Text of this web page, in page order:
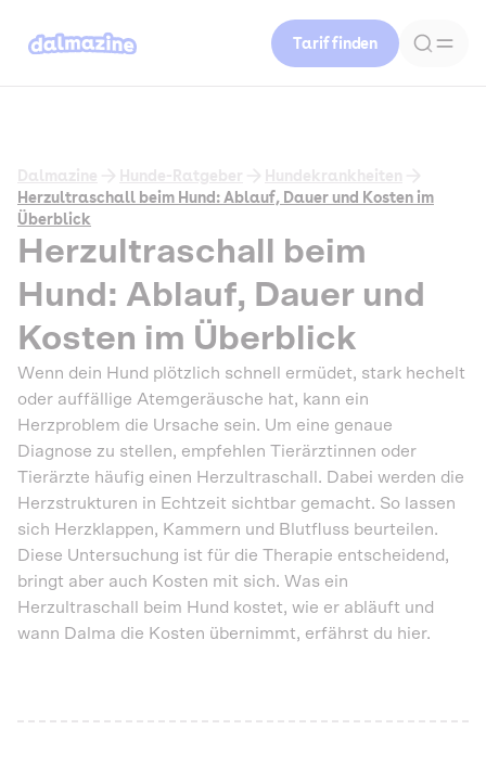
Tarif finden
Dalmazine Hunde-Ratgeber
Hundekrankheiten
Herzultraschall beim Hund: Ablauf, Dauer und Kosten im
Überblick
Herzultraschall beim
Hund: Ablauf, Dauer und
Kosten im Überblick
Wenn dein Hund plötzlich schnell ermüdet, stark hechelt
oder auffällige Atemgeräusche hat, kann ein
Herzproblem die Ursache sein. Um eine genaue
Diagnose zu stellen, empfehlen Tierärztinnen oder
Tierärzte häufig einen Herzultraschall. Dabei werden die
Herzstrukturen in Echtzeit sichtbar gemacht. So lassen
sich Herzklappen, Kammern und Blutfluss beurteilen.
Diese Untersuchung ist für die Therapie entscheidend,
bringt aber auch Kosten mit sich. Was ein
Herzultraschall beim Hund kostet, wie er abläuft und
wann Dalma die Kosten übernimmt, erfährst du hier.